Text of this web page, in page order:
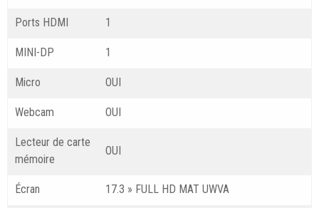
Ports HDMI 1
MINI-DP 1
Micro OUI
Webcam OUI
Lecteur de carte
mémoire
OUI
Écran 17.3 » FULL HD MAT UWVA